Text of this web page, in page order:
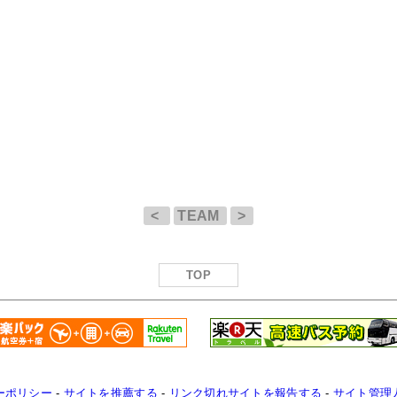
< TEAM >
TOP
ポリシー - サイトを推薦する - リンク切れサイトを報告する - サイト管理